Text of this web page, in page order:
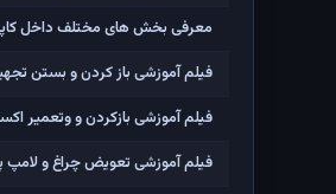
معرفی بخش های مختلف داخل کاپوت
فیلم آموزشی باز کردن و بستن
فیلم آموزشی بازکردن و وتعمیر
فیلم آموزشی تعویض چراغ و لامپ پژو